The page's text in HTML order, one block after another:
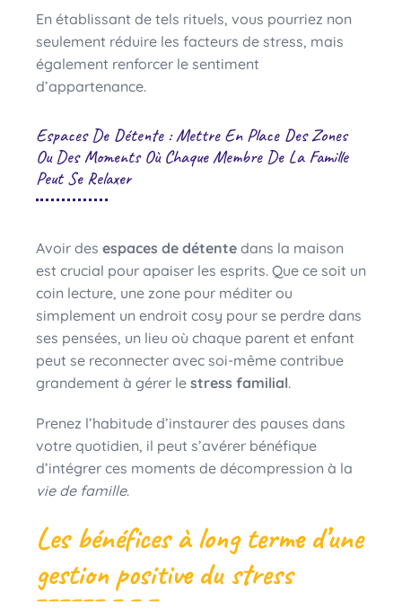
En établissant de tels rituels, vous pourriez non
seulement réduire les facteurs de stress, mais
également renforcer le sentiment
d’appartenance.
Espaces De Détente : Mettre En Place Des Zones
Ou Des Moments Où Chaque Membre De La Famille
Peut Se Relaxer
Avoir des espaces de détente dans la maison
est crucial pour apaiser les esprits. Que ce soit un
coin lecture, une zone pour méditer ou
simplement un endroit cosy pour se perdre dans
ses pensées, un lieu où chaque parent et enfant
peut se reconnecter avec soi-même contribue
grandement à gérer le stress familial.
Prenez l’habitude d’instaurer des pauses dans
votre quotidien, il peut s’avérer bénéfique
d’intégrer ces moments de décompression à la
vie de famille.
Les bénéfices à long terme d’une
gestion positive du stress